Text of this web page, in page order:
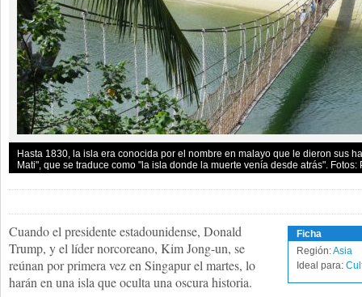
Hasta 1830, la isla era conocida por el nombre en malayo que le dieron sus
Mati", que se traduce como "la isla donde la muerte venía desde atrás".
Ficha
Región:Asia
Ideal para:
Cuando el presidente estadounidense, Donald
Trump, y el líder norcoreano, Kim Jong-un, se
reúnan por primera vez en Singapur el martes, lo
harán en una isla que oculta una oscura historia.